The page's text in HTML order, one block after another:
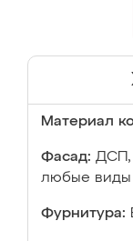
Материал
Фасад: ДСП,
любые виды
Фурнитура: